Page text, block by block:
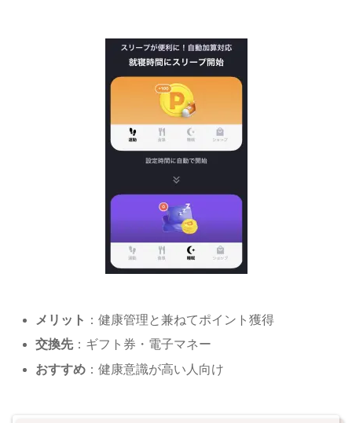
メリット ：健康管理と兼ねてポイント獲得
交換先：ギフト券・電子マネー
おすすめ ：健康意識が高い人向け